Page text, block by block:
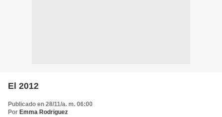
El 2012
Publicado en 28/11/a. m. 06:00
Por Emma Rodriguez